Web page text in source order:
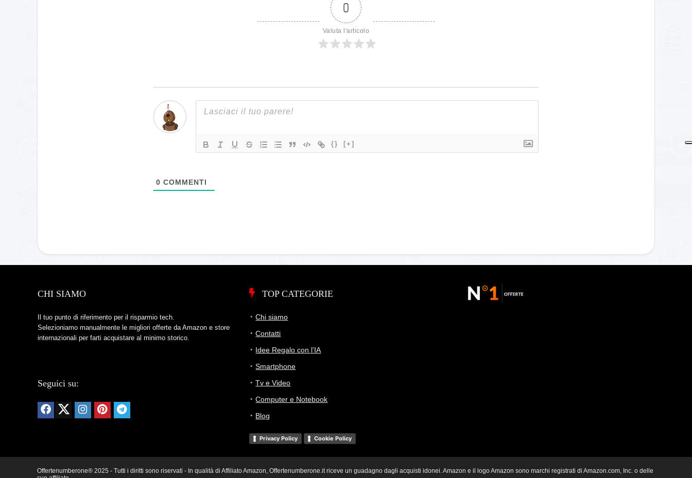
0
Valuta l'articolo
{} [+]
0 COMMENTI
CHI SIAMO
Il tuo punto di riferimento per il risparmio tech.
Selezioniamo manualmente le migliori offerte da Amazon e store
internazionali per farti acquistare al minimo storico.
Seguici su:
TOP CATEGORIE
Chi siamo
Contatti
Idee Regalo con l’IA
Smartphone
Tv e Video
Computer e Notebook
Blog
Privacy Policy Cookie Policy
Offertenumberone® 2025 - Tutti i diritti sono riservati - In qualità di Affiliato Amazon, Offertenumberone.it riceve un guadagno dagli acquisti idonei. Amazon e il logo Amazon sono marchi registrati di Amazon.com, Inc. o delle